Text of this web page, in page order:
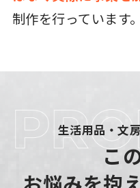
制作を行っています。
生活用品・文
こ